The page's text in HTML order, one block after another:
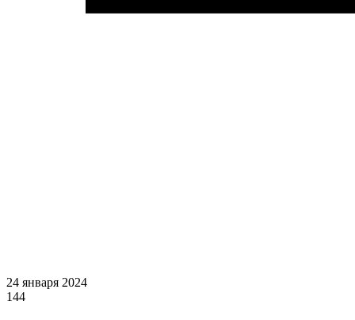
24 января 2024
144